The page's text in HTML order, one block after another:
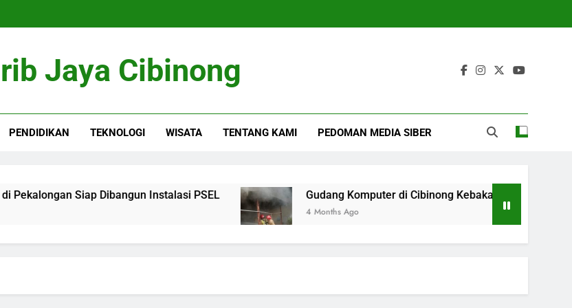
Jaya Cibinong
PENDIDIKAN TEKNOLOGI WISATA TENTANG KAMI PEDOMAN MEDIA SIBER
Siap Dibangun Instalasi PSEL Gudang Komputer di Cibinong Kebakaran, Diduga Dipicu
4 Months Ago